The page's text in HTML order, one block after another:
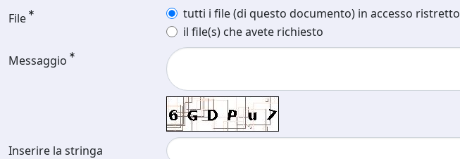
File
tutti i file (di questo documento) in accesso ristretto
il file(s) che avete richiesto
Messaggio
Inserire la stringa